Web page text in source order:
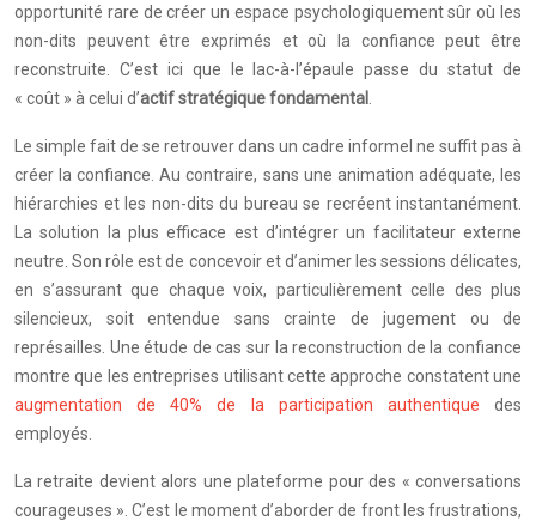
opportunité rare de créer un espace psychologiquement sûr où les
non-dits peuvent être exprimés et où la confiance peut être
reconstruite. C’est ici que le lac-à-l’épaule passe du statut de
« coût » à celui d’actif stratégique fondamental
Le simple fait de se retrouver dans un cadre informel ne suffit pas à
créer la confiance. Au contraire, sans une animation adéquate, les
hiérarchies et les non-dits du bureau se recréent instantanément.
La solution la plus efficace est d’intégrer un facilitateur externe
neutre. Son rôle est de concevoir et d’animer les sessions délicates,
en s’assurant que chaque voix, particulièrement celle des plus
silencieux, soit entendue sans crainte de jugement ou de
représailles. Une étude de cas sur la reconstruction de la confiance
montre que les entreprises utilisant cette approche constatent une
augmentation de 40% de la participation authentique des
employés.
La retraite devient alors une plateforme pour des « conversations
courageuses ». C’est le moment d’aborder de front les frustrations,